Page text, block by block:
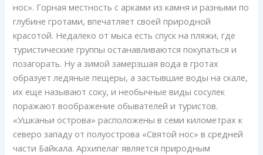
нос». Горная местность с арками из камня и разными по
глубине гротами, впечатляет своей природной
красотой. Недалеко от мыса есть спуск на пляжи, где
туристические группы останавливаются покупаться и
позагорать. Ну а зимой замерзшая вода в гротах
образует ледяные пещеры, а застывшие воды на скале,
их еще называют соку, и необычные виды сосулек
поражают воображение обывателей и туристов.
«Ушканьи острова» расположены в семи километрах к
северо западу от полуострова «Святой нос» в средней
части Байкала. Архипелаг является природным